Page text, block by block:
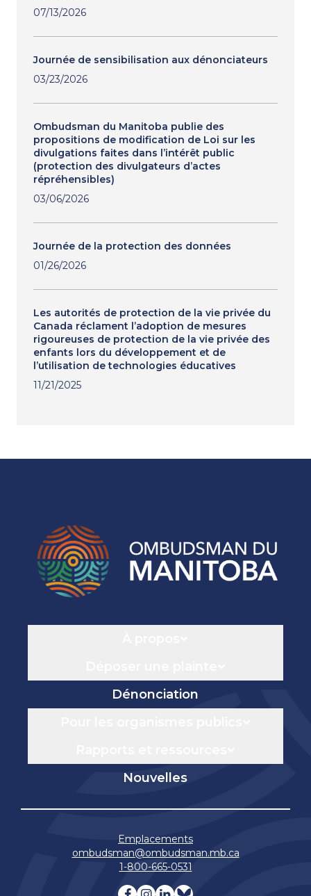
07/13/2026
Journée de sensibilisation aux dénonciateurs
03/23/2026
Ombudsman du Manitoba publie des
propositions de modification de Loi sur les
divulgations faites dans l’intérêt public
(protection des divulgateurs d’actes
répréhensibles)
03/06/2026
Journée de la protection des données
01/26/2026
Les autorités de protection de la vie privée du
Canada réclament l’adoption de mesures
rigoureuses de protection de la vie privée des
enfants lors du développement et de
l’utilisation de technologies éducatives
11/21/2025
Dénonciation
Nouvelles
Emplacements
ombudsman@ombudsman.mb.ca
1-800-665-0531